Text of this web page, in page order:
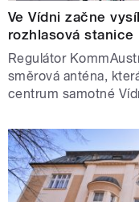
Ve Vídni začne
rozhlasová stanice
Regulátor
směrová anténa,
centrum samotné